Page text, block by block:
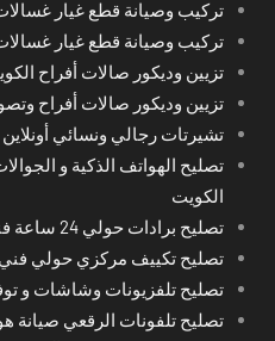
تركيب وصيانة قطع غيار
تركيب وصيانة قطع غيار
تزيين وديكور صالات أفراح
تزيين وديكور صالات أفراح
تشيرتات رجالي ونسائي
تصليح الهواتف الذكية و
الكويت
تصليح برادات حولي 24 ساعة فني تصليح برادات باكستاني
تصليح تكييف مركزي حولي
تصليح تلفزيونات وشاشات و
تصليح تلفونات الرقعي صيانة